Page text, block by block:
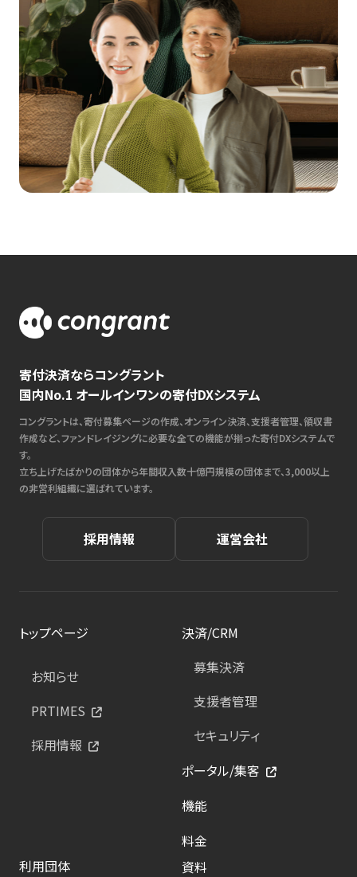
寄付決済ならコングラント
国内No.1 オールインワンの寄付DXシステム
コングラントは、寄付募集ページの作成、オンライン決済、支援者管理、領収書
作成など、ファンドレイジングに必要な全ての機能が揃った寄付DXシステムで
す。
立ち上げたばかりの団体から年間収入数十億円規模の団体まで、3,000以上
の非営利組織に選ばれています。
採用情報 運営会社
トップページ
お知らせ
PRTIMES
採用情報
決済/CRM
募集決済
支援者管理
セキュリティ
ポータル/集客
機能
料金
利用団体
資料